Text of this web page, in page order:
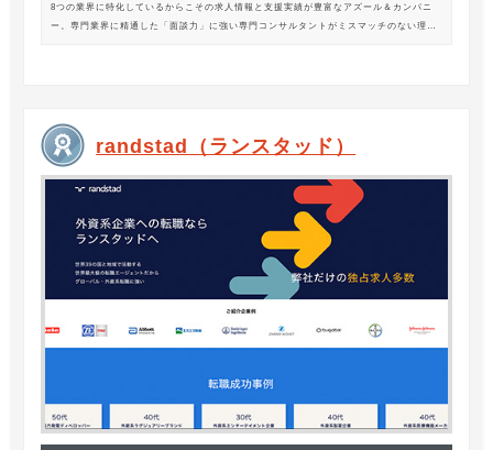
8つの業界に特化しているからこその求人情報と支援実績が豊富なアズール＆カンパニ
ー。専門業界に精通した「面談力」に強い専門コンサルタントがミスマッチのない理想
randstad（ランスタッド）